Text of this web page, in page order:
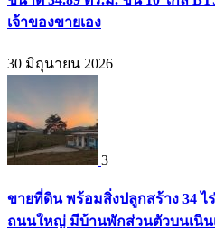
เจ้าของขายเอง
30 มิถุนายน 2026
3
ขายที่ดิน พร้อมสิ่งปลูกสร้าง 34 ไ
ถนนใหญ่ มีบ้านพักส่วนตัวบนเนินเ